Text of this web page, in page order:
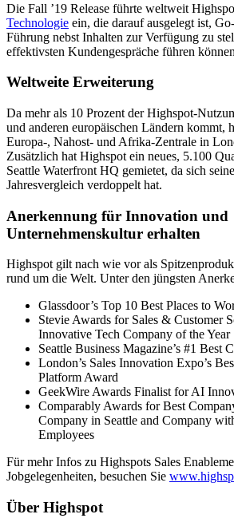
Die Fall ’19 Release führte weltweit
Technologie ein, die darauf ausgelegt ist,
Führung nebst Inhalten zur Verfügung zu
effektivsten Kundengespräche führen
Weltweite Erweiterung
Da mehr als 10 Prozent der Highspot-
und anderen europäischen Ländern kommt,
Europa-, Nahost- und Afrika-Zentrale in
Zusätzlich hat Highspot ein neues, 5.100
Seattle Waterfront HQ gemietet, da sich
Jahresvergleich verdoppelt hat.
Anerkennung für Innovation und
Unternehmenskultur erhalten
Highspot gilt nach wie vor als
rund um die Welt. Unter den jüngsten
Glassdoor’s Top 10 Best Places to
Stevie Awards for Sales & Customer
Innovative Tech Company of the Year
Seattle Business Magazine’s #1 Best
London’s Sales Innovation Expo’s
Platform Award
GeekWire Awards Finalist for AI
Comparably Awards for Best
Company in Seattle and Company
Employees
Für mehr Infos zu Highspots Sales
Jobgelegenheiten, besuchen Sie
Über Highspot